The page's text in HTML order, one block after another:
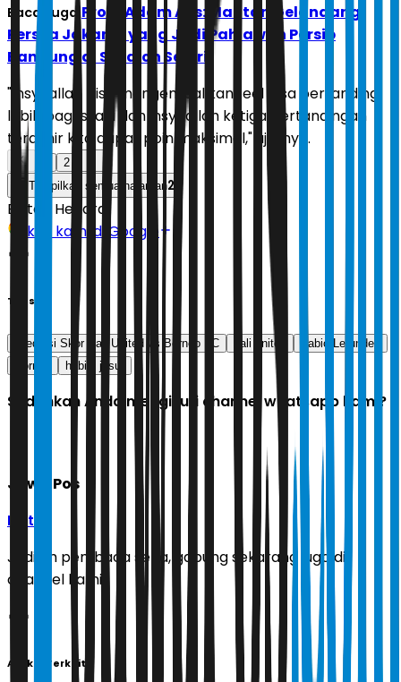
Baca Juga:Profil Adam Alis: Mantan Gelandang
Persija Jakarta yang Jadi Pahlawan Persib
Bandung di Stadion Segiri
"Insyaallah bisa mengembalikan feel bisa bertanding
lebih bagus lagi dan insyaallah ketiga pertandingan
terakhir kita dapat poin maksimal," ujarnya.
2
Tampilkan semua halaman2
Editor: Hendra
Ikuti kami di Google
Tags
Prediksi Skor Bali United vs Borneo FC bali united
Fabio Lefundes
Borneo
habibi jusuf
Sudahkah Anda mengikuti channel whatsapp kami?
Jawa Pos
Ikuti
Jadilah pembaca setia, gabung sekarang juga di
channel kami!
Artikel Terkait